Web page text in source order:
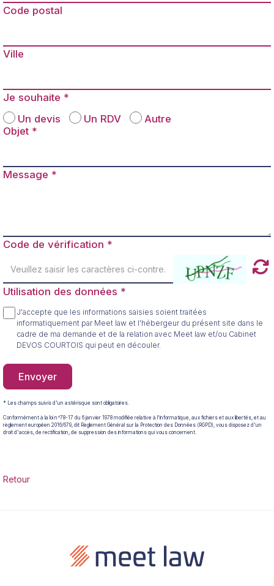
Code postal
Ville
Je souhaite
Un devis
Un RDV
Autre
Objet
Message
Code de vérification
Utilisation des données
J'accepte que les informations saisies soient traitées
informatiquement par Meet law et l'hébergeur du présent site dans le
cadre de ma demande et de la relation avec Meet law et/ou Cabinet
DEVOS COURTOIS qui peut en découler.
Envoyer
* Les champs suivis d'un astérisque sont obligatoires.
Conformément à la loi n°78-17 du 6 janvier 1978 modifiée relative à l'informatique, aux fichiers et aux libertés, et au
règlement européen 2016/679, dit Règlement Général sur la Protection des Données (RGPD), vous disposez d'un
droit d'accès, de rectification, de suppression des informations qui vous concernent.
Retour